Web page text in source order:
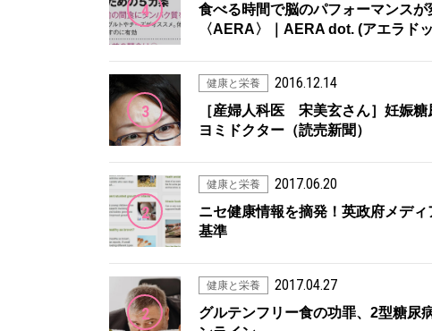
4
食べる時間で脳のパフォーマンス
〈AERA〉｜AERA dot. (アエラド
3
健康と栄養 2016.12.14
［産婦人科医 宋美玄さん］妊娠
ヨミドクター（読売新聞）
2
健康と栄養 2017.06.20
ニセ健康情報を摘発！英政府メデ
基準
2
健康と栄養 2017.04.27
グルテンフリー食の功罪、2型糖尿